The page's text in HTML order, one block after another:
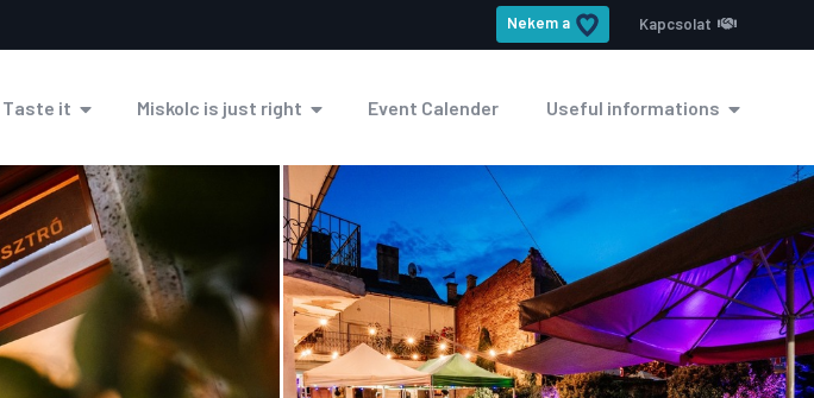
Nekem a Kapcsolat
Taste it Miskolc is just right Event Calender Useful informations